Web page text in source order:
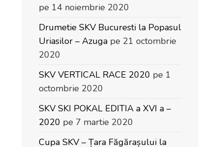
pe 14 noiembrie 2020
Drumetie SKV Bucuresti la Popasul
Uriasilor – Azuga pe 21 octombrie
2020
SKV VERTICAL RACE 2020 pe 1
octombrie 2020
SKV SKI POKAL EDITIA a XVI a –
2020 pe 7 martie 2020
Cupa SKV – Țara Făgărașului la